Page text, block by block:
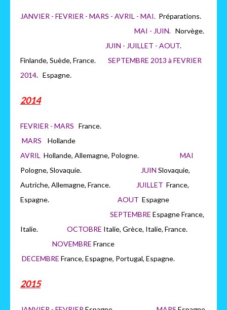
JANVIER - FEVRIER - MARS - AVRIL - MAI. Préparations.
MAI - JUIN. Norvège.
JUIN - JUILLET - AOUT.
Finlande, Suède, France. SEPTEMBRE 2013 à FEVRIER
2014. Espagne.
2014
FEVRIER - MARS France.
MARS Hollande
AVRIL Hollande, Allemagne, Pologne. MAI
Pologne, Slovaquie.
JUIN Slovaquie,
Autriche, Allemagne, France.
JUILLET France,
Espagne. AOUT Espagne
SEPTEMBRE Espagne France,
Italie. OCTOBRE Italie, Grèce, Italie, France.
NOVEMBRE France
DECEMBRE France, Espagne, Portugal, Espagne.
2015